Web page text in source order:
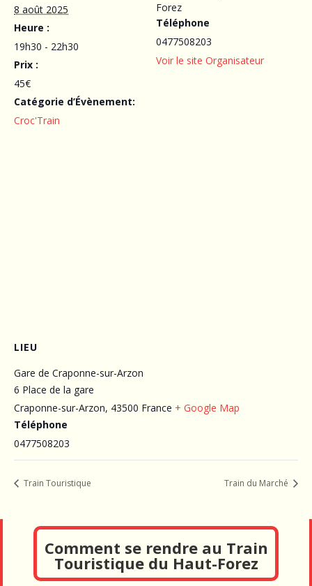
8 août 2025
Heure :
19h30 - 22h30
Prix :
45€
Catégorie d’Évènement:
Croc'Train
Forez
Téléphone
0477508203
Voir le site Organisateur
LIEU
Gare de Craponne-sur-Arzon
6 Place de la gare
Craponne-sur-Arzon, 43500 France + Google Map
Téléphone
0477508203
Train Touristique Train du Marché
Comment se rendre au Train
Touristique du Haut-Forez